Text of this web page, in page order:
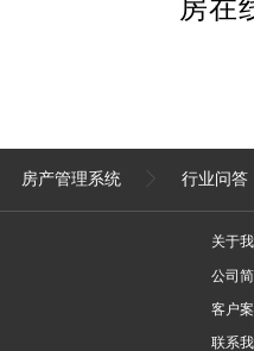
房产管理系统 行业问答
关于
公司
客户
联系